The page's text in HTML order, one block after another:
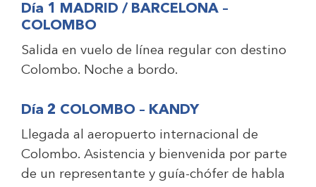
Día 1 MADRID / BARCELONA –
COLOMBO
Salida en vuelo de línea regular con destino
Colombo. Noche a bordo.
Día 2 COLOMBO – KANDY
Llegada al aeropuerto internacional de
Colombo. Asistencia y bienvenida por parte
de un representante y guía-chófer de habla